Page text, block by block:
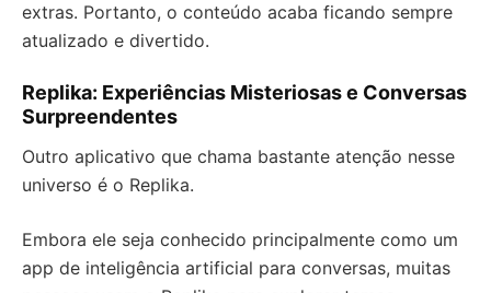
extras. Portanto, o conteúdo acaba ficando sempre
atualizado e divertido.
Replika: Experiências Misteriosas e Conversas
Surpreendentes
Outro aplicativo que chama bastante atenção nesse
universo é o Replika.
Embora ele seja conhecido principalmente como um
app de inteligência artificial para conversas, muitas